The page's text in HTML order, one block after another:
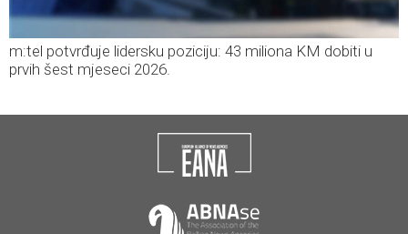
m:tel potvrđuje lidersku poziciju: 43 miliona KM dobiti u
prvih šest mjeseci 2026.